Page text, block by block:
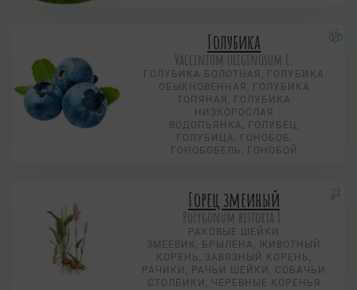
Голубика
Vaccinium uliginosum L.
ГОЛУБИКА БОЛОТНАЯ, ГОЛУБИКА
ОБЫКНОВЕННАЯ, ГОЛУБИКА
ТОПЯНАЯ, ГОЛУБИКА
НИЗКОРОСЛАЯ
ВОДОПЬЯНКА, ГОЛУБЕЦ,
ГОЛУБИЦА, ГОНОБОБ,
ГОНОБОБЕЛЬ, ГОНОБОЙ
Горец змеиный
Polygonum bistorta L.
РАКОВЫЕ ШЕЙКИ
ЗМЕЕВИК, БРЫЛЕНА, ЖИВОТНЫЙ
КОРЕНЬ, ЗАВЯЗНЫЙ КОРЕНЬ,
РАЧИКИ, РАЧЬИ ШЕЙКИ, СОБАЧЬИ
СТОЛБИКИ, ЧЕРЕВНЫЕ КОРЕНЬЯ